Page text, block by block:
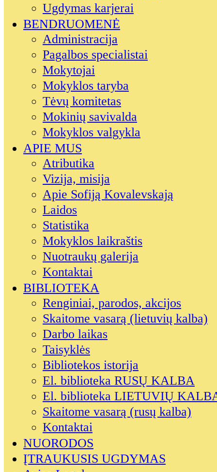
Ugdymas karjerai
BENDRUOMENĖ
Administracija
Pagalbos specialistai
Mokytojai
Mokyklos taryba
Tėvų komitetas
Mokinių savivalda
Mokyklos valgykla
APIE MUS
Atributika
Vizija, misija
Apie Sofiją Kovalevskają
Laidos
Statistika
Mokyklos laikraštis
Nuotraukų galerija
Kontaktai
BIBLIOTEKA
Renginiai, parodos, akcijos
Skaitome vasarą (lietuvių kalba)
Darbo laikas
Taisyklės
Bibliotekos istorija
El. biblioteka RUSŲ KALBA
El. biblioteka LIETUVIŲ
Skaitome vasarą (rusų kalba)
Kontaktai
NUORODOS
ĮTRAUKUSIS UGDYMAS